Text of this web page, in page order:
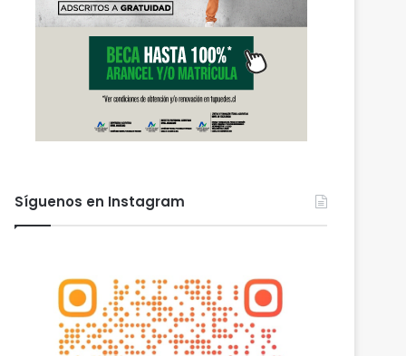
Síguenos en Instagram